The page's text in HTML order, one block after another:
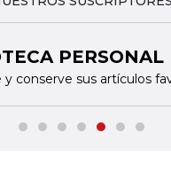
PERSONAL
y conserve sus artículos